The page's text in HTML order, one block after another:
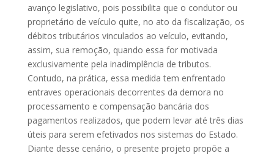
avanço legislativo, pois possibilita que o condutor ou
proprietário de veículo quite, no ato da fiscalização, os
débitos tributários vinculados ao veículo, evitando,
assim, sua remoção, quando essa for motivada
exclusivamente pela inadimplência de tributos.
Contudo, na prática, essa medida tem enfrentado
entraves operacionais decorrentes da demora no
processamento e compensação bancária dos
pagamentos realizados, que podem levar até três dias
úteis para serem efetivados nos sistemas do Estado.
Diante desse cenário, o presente projeto propõe a